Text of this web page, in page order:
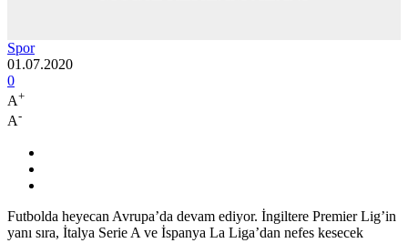
Spor
01.07.2020
0
A+
A-
Futbolda heyecan Avrupa’da devam ediyor. İngiltere Premier Lig’in
yanı sıra, İtalya Serie A ve İspanya La Liga’dan nefes kesecek